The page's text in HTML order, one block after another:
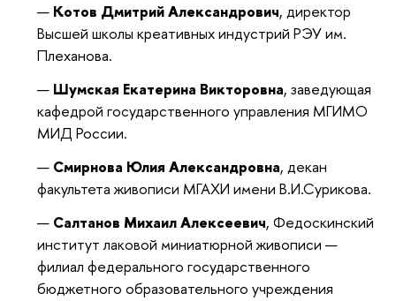
Котов Дмитрий Александрович, директор
Высшей школы креативных индустрий РЭУ им.
Плеханова.
Шумская Екатерина Викторовна, заведующая
кафедрой государственного управления МГИМО
МИД России.
Смирнова Юлия Александровна, декан
факультета живописи МГАХИ имени В.И.Сурикова.
Салтанов Михаил Алексеевич, Федоскинский
институт лаковой миниатюрной живописи —
филиал федерального государственного
бюджетного образовательного учреждения